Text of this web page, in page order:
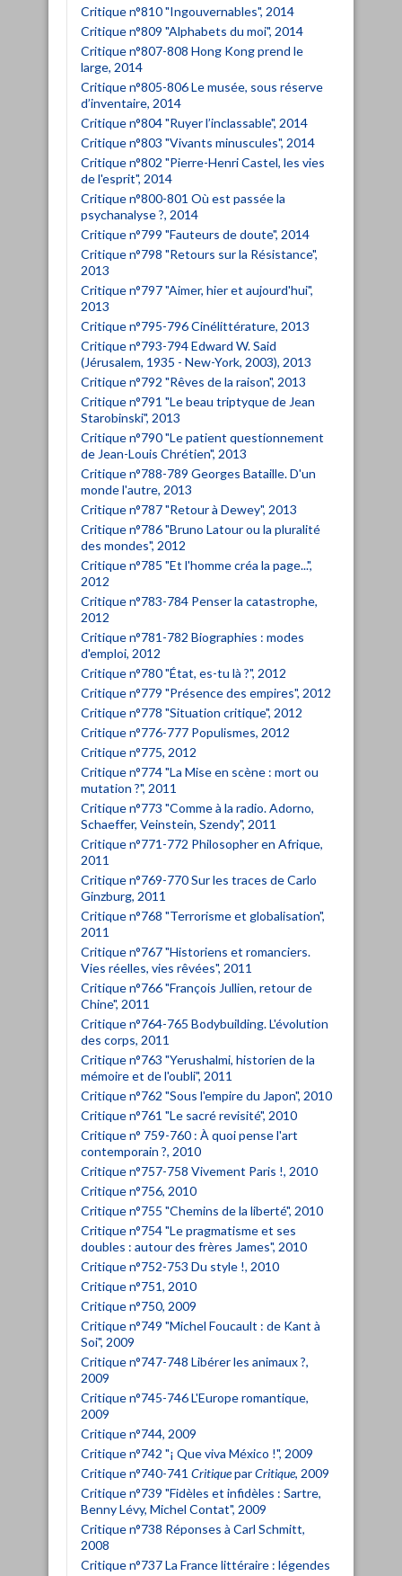
Critique n°810 "Ingouvernables", 2014
Critique n°809 "Alphabets du moi", 2014
Critique n°807-808 Hong Kong prend le
large, 2014
Critique n°805-806 Le musée, sous réserve
d’inventaire, 2014
Critique n°804 "Ruyer l’inclassable", 2014
Critique n°803 "Vivants minuscules", 2014
Critique n°802 "Pierre-Henri Castel, les vies
de l'esprit", 2014
Critique n°800-801 Où est passée la
psychanalyse ?, 2014
Critique n°799 "Fauteurs de doute", 2014
Critique n°798 "Retours sur la Résistance",
2013
Critique n°797 "Aimer, hier et aujourd'hui",
2013
Critique n°795-796 Cinélittérature, 2013
Critique n°793-794 Edward W. Said
(Jérusalem, 1935 - New-York, 2003), 2013
Critique n°792 "Rêves de la raison", 2013
Critique n°791 "Le beau triptyque de Jean
Starobinski", 2013
Critique n°790 "Le patient questionnement
de Jean-Louis Chrétien", 2013
Critique n°788-789 Georges Bataille. D'un
monde l'autre, 2013
Critique n°787 "Retour à Dewey", 2013
Critique n°786 "Bruno Latour ou la pluralité
des mondes", 2012
Critique n°785 "Et l'homme créa la page...",
2012
Critique n°783-784 Penser la catastrophe,
2012
Critique n°781-782 Biographies : modes
d'emploi, 2012
Critique n°780 "État, es-tu là ?", 2012
Critique n°779 "Présence des empires", 2012
Critique n°778 "Situation critique", 2012
Critique n°776-777 Populismes, 2012
Critique n°775, 2012
Critique n°774 "La Mise en scène : mort ou
mutation ?", 2011
Critique n°773 "Comme à la radio. Adorno,
Schaeffer, Veinstein, Szendy", 2011
Critique n°771-772 Philosopher en Afrique,
2011
Critique n°769-770 Sur les traces de Carlo
Ginzburg, 2011
Critique n°768 "Terrorisme et globalisation",
2011
Critique n°767 "Historiens et romanciers.
Vies réelles, vies rêvées", 2011
Critique n°766 "François Jullien, retour de
Chine", 2011
Critique n°764-765 Bodybuilding. L'évolution
des corps, 2011
Critique n°763 "Yerushalmi, historien de la
mémoire et de l'oubli", 2011
Critique n°762 "Sous l'empire du Japon", 2010
Critique n°761 "Le sacré revisité", 2010
Critique n° 759-760 : À quoi pense l'art
contemporain ?, 2010
Critique n°757-758 Vivement Paris !, 2010
Critique n°756, 2010
Critique n°755 "Chemins de la liberté", 2010
Critique n°754 "Le pragmatisme et ses
doubles : autour des frères James", 2010
Critique n°752-753 Du style !, 2010
Critique n°751, 2010
Critique n°750, 2009
Critique n°749 "Michel Foucault : de Kant à
Soi", 2009
Critique n°747-748 Libérer les animaux ?,
2009
Critique n°745-746 L'Europe romantique,
2009
Critique n°744, 2009
Critique n°742 "¡ Que viva México !", 2009
Critique n°740-741 CritiqueparCritique, 2009
Critique n°739 "Fidèles et infidèles : Sartre,
Benny Lévy, Michel Contat", 2009
Critique n°738 Réponses à Carl Schmitt,
2008
Critique n°737 La France littéraire : légendes